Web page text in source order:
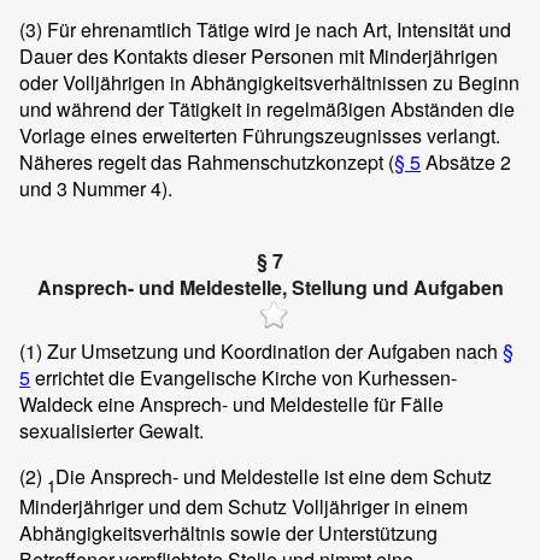
(3) Für ehrenamtlich Tätige wird je nach Art, Intensität und
Dauer des Kontakts dieser Personen mit Minderjährigen
oder Volljährigen in Abhängigkeitsverhältnissen zu Beginn
und während der Tätigkeit in regelmäßigen Abständen die
Vorlage eines erweiterten Führungszeugnisses verlangt.
Näheres regelt das Rahmenschutzkonzept (§ 5Absätze 2
und 3 Nummer 4).
§ 7
Ansprech- und Meldestelle, Stellung und Aufgaben
(1) Zur Umsetzung und Koordination der Aufgaben nach §
5errichtet die Evangelische Kirche von Kurhessen-
Waldeck eine Ansprech- und Meldestelle für Fälle
sexualisierter Gewalt.
(2) 1Die Ansprech- und Meldestelle ist eine dem Schutz
Minderjähriger und dem Schutz Volljähriger in einem
Abhängigkeitsverhältnis sowie der Unterstützung